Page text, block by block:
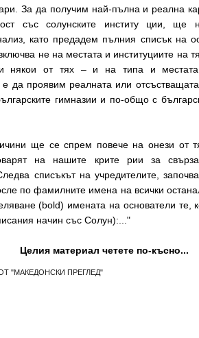
За да получим най-пълна и реална
със солунските институ ции, ще
като предадем пълния списък на
не на местата и институциите на
някои от тях – и на типа и
да проявим реалната или
гимназии и по-общо с
ще се спрем повече на онези от
на нашите крите рии за
списъкът на учредителите,
по фамилните имена на всички
(bold) имената на основатели те,
начин със Солун):..."
Целия материал четете по-късно...
"МАКЕДОНСКИ ПРЕГЛЕД"